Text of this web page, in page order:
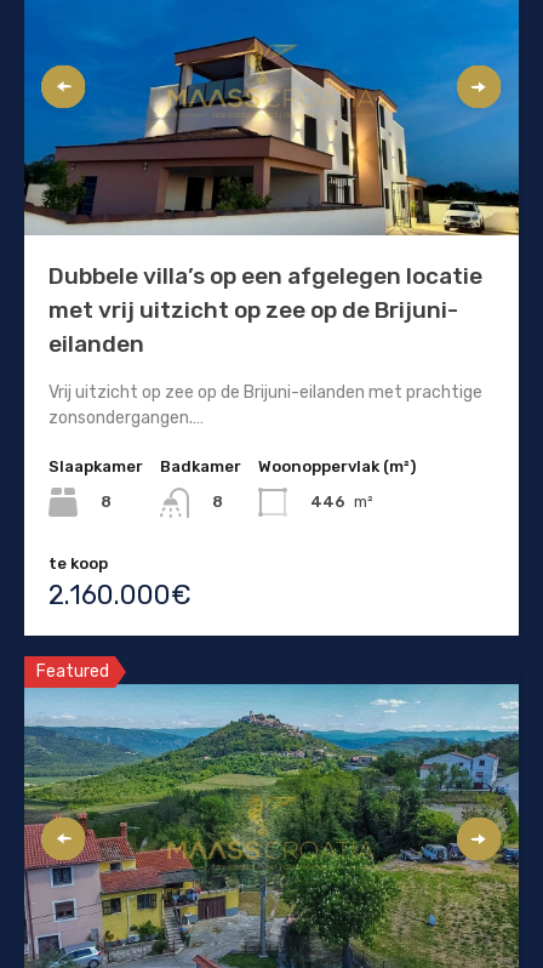
Dubbele villa’s op een afgelegen locatie
met vrij uitzicht op zee op de Brijuni-
eilanden
Vrij uitzicht op zee op de Brijuni-eilanden met prachtige
zonsondergangen.…
Slaapkamer
8
Badkamer
8
Woonoppervlak (m²)
446 m²
te koop
2.160.000€
Featured